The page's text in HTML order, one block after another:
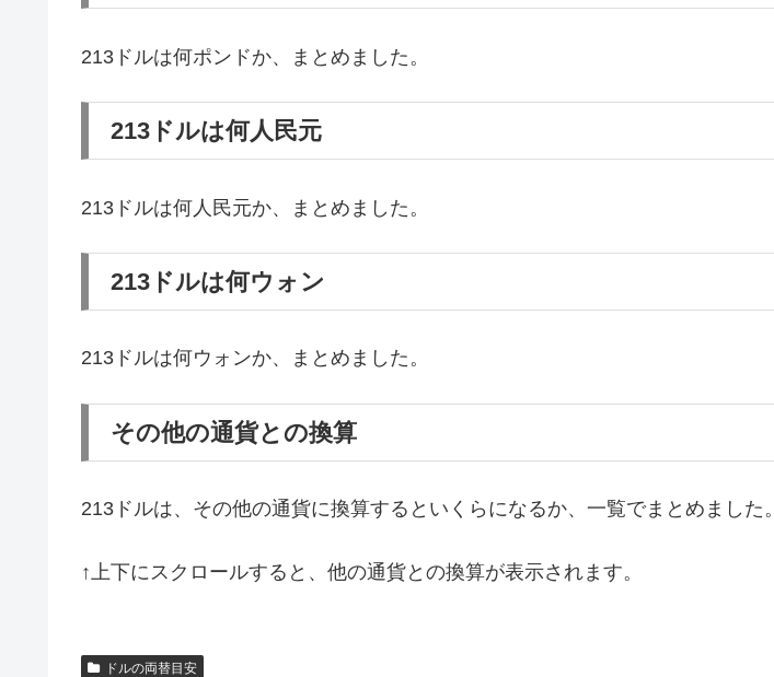
213ドルは何ポンドか、まとめました。
213ドルは何人民元
213ドルは何人民元か、まとめました。
213ドルは何ウォン
213ドルは何ウォンか、まとめました。
その他の通貨との換算
213ドルは、その他の通貨に換算するといくらになるか、一覧でまとめました。
↑上下にスクロールすると、他の通貨との換算が表示されます。
ドルの両替目安